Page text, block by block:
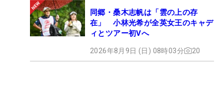
同郷・桑木志帆は「雲の上の存
在」 小林光希が全英女王のキャデ
ィとツアー初Vへ
2026年8月9日 (日) 08時03分 20